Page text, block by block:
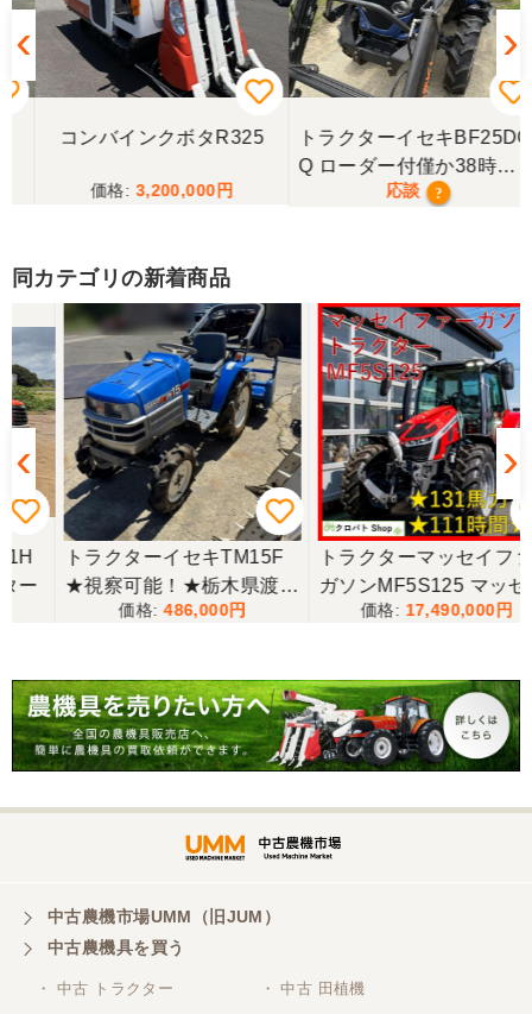
福岡県／中津かき
2025.6/14土曜日午前中に宇佐市院内町まで配達にき
てもらいました。以前ナカガワ農機商会さん当時に
きてもらってから2回目です。対応が丁寧で社長さん
も奥さんも天候が悪い中配達ありがとうございまし
た。
福岡県／廣瀬 修一
丁寧な対応ありがとうございました。
福岡県／廣瀬 修一
丁寧なご連絡ありがとうございました。またご利用
させて頂きます。
福岡県／にしむら
丁寧な対応でした
福岡県／津田泰成
います。
迅速丁寧な対応で、稲刈りも無事に終えることがで
きました。 程度極上のコンバインを相場よりかなり
す。 稲刈り後、メンテしてワックス掛けたら知り合
コンバインクボタR325
3,200,000
トラクターイセキBF25DG
Q ローダー付僅か38時
間！極上！現行モデル！
応談 ?
同カテゴリの新着商品
トラクターイセキTM15F
★視察可能！★栃木県渡し
イセキ トラクター TM15F
リー MT 現状渡し【P1151
6487】
486,000
トラクターマッセイファー
ガソンMF5S125 マッセイ
ファーガソン トラクター
圧3連 + 1連
17,490,000
中古農機市場UMM（旧JUM）
中古農機具を買う
・ 中古 トラクター ・ 中古 田植機